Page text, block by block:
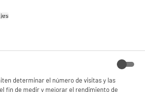
contenido en las redes sociales
sitio web Consulta la política de cookies.
aún mejor. Si no acepta, se utilizarán cookies
✔ ACEPTAR TODAS
determinar el número de visitas y las
fin de medir y mejorar el rendimiento de